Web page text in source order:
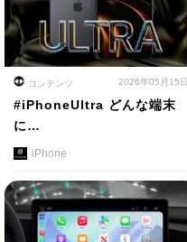
コンテンツ 2026年05月15日
#iPhoneUltra どんな端末
に…
iPhone